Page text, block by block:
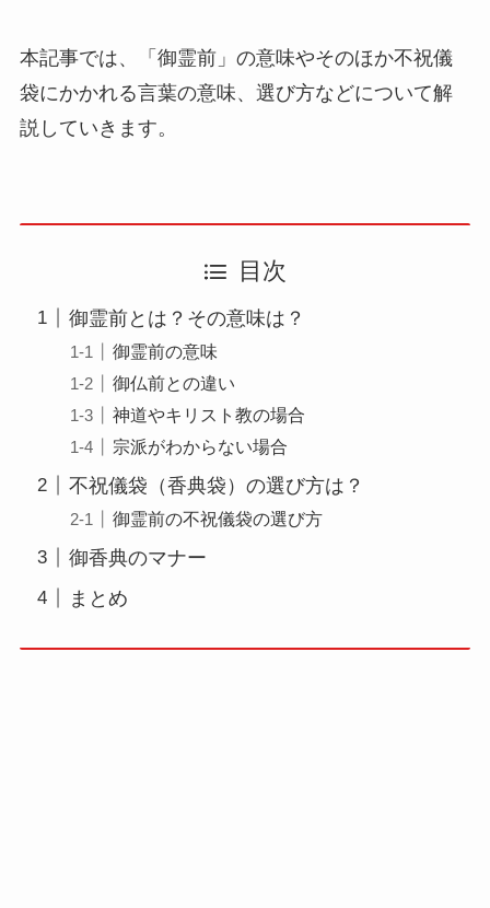
本記事では、「御霊前」の意味やそのほか不祝儀
袋にかかれる言葉の意味、選び方などについて解
説していきます。
目次
御霊前とは？その意味は？
御霊前の意味
御仏前との違い
神道やキリスト教の場合
宗派がわからない場合
不祝儀袋（香典袋）の選び方は？
御霊前の不祝儀袋の選び方
御香典のマナー
まとめ